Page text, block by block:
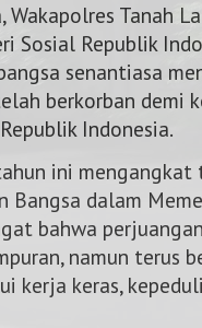
Wakapolres Tanah
Sosial Republik
senantiasa
berkorban demi
Indonesia.
ini mengangkat
Bangsa dalam
bahwa
namun terus
kerja keras,